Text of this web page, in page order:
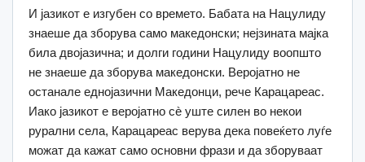
И јазикот е изгубен со времето. Бабата на Нацулиду
знаеше да зборува само македонски; нејзината мајка
била двојазична; и долги години Нацулиду воопшто
не знаеше да зборува македонски. Веројатно не
останале еднојазични Македонци, рече Карацареас.
Иако јазикот е веројатно сè уште силен во некои
рурални села, Карацареас верува дека повеќето луѓе
можат да кажат само основни фрази и да зборуваат